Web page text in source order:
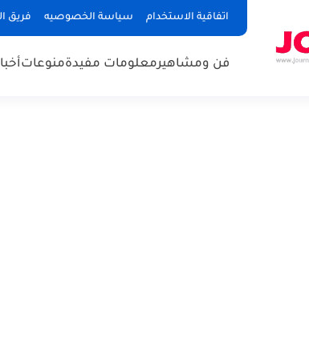
اتفاقية الاستخدام سياسة الخصوصيه فريق
فن ومشاهيرمعلومات مفيدةمنوعات